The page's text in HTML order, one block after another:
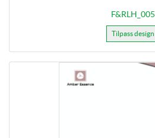
F&RLH_005
Tilpass design